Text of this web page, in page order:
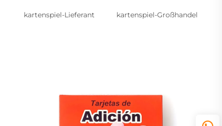
kartenspiel-Lieferant kartenspiel-Großhandel